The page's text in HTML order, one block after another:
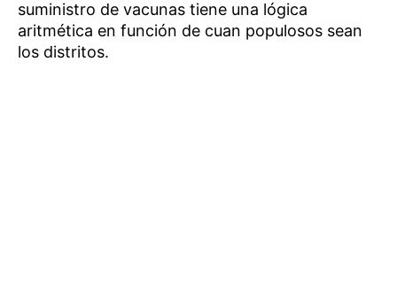
suministro de vacunas tiene una lógica
aritmética en función de cuan populosos sean
los distritos.